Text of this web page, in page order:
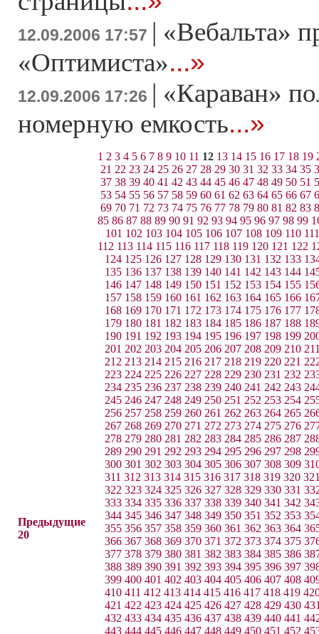
12.09.2006 17:57 | «Вебальта»
«Оптимиста»...»
12.09.2006 17:26 | «Караван»
номерную емкость...»
Предыдущие
20
1 2 3 4 5 6 7 8 9 10 11 12 13 14 15 16 17 18 19
21 22 23 24 25 26 27 28 29 30 31 32 33 34 35
37 38 39 40 41 42 43 44 45 46 47 48 49 50 51
53 54 55 56 57 58 59 60 61 62 63 64 65 66 67
69 70 71 72 73 74 75 76 77 78 79 80 81 82 83
85 86 87 88 89 90 91 92 93 94 95 96 97 98 99
101 102 103 104 105 106 107 108 109 110 111
112 113 114 115 116 117 118 119 120 121 122
124 125 126 127 128 129 130 131 132 133
135 136 137 138 139 140 141 142 143 144
146 147 148 149 150 151 152 153 154 155
157 158 159 160 161 162 163 164 165 166
168 169 170 171 172 173 174 175 176 177
179 180 181 182 183 184 185 186 187 188
190 191 192 193 194 195 196 197 198 199
201 202 203 204 205 206 207 208 209 210
212 213 214 215 216 217 218 219 220 221
223 224 225 226 227 228 229 230 231 232
234 235 236 237 238 239 240 241 242 243
245 246 247 248 249 250 251 252 253 254
256 257 258 259 260 261 262 263 264 265
267 268 269 270 271 272 273 274 275 276
278 279 280 281 282 283 284 285 286 287
289 290 291 292 293 294 295 296 297 298
300 301 302 303 304 305 306 307 308 309
311 312 313 314 315 316 317 318 319 320
322 323 324 325 326 327 328 329 330 331
333 334 335 336 337 338 339 340 341 342
344 345 346 347 348 349 350 351 352 353
355 356 357 358 359 360 361 362 363 364
366 367 368 369 370 371 372 373 374 375
377 378 379 380 381 382 383 384 385 386
388 389 390 391 392 393 394 395 396 397
399 400 401 402 403 404 405 406 407 408
410 411 412 413 414 415 416 417 418 419
421 422 423 424 425 426 427 428 429 430
432 433 434 435 436 437 438 439 440 441
443 444 445 446 447 448 449 450 451 452